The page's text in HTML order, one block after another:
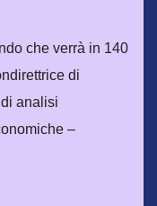
che verrà in 140
di
analisi
–